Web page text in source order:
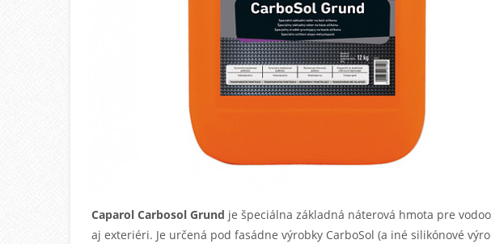
Caparol Carbosol Grund je špeciálnazákladná náterová hmota pre
ajexteriéri. Je určená pod fasádnevýrobky CarboSol (a iné silikónové